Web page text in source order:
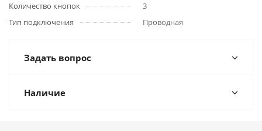
Количество кнопок
3
Тип подключения
Проводная
Задать вопрос
Наличие